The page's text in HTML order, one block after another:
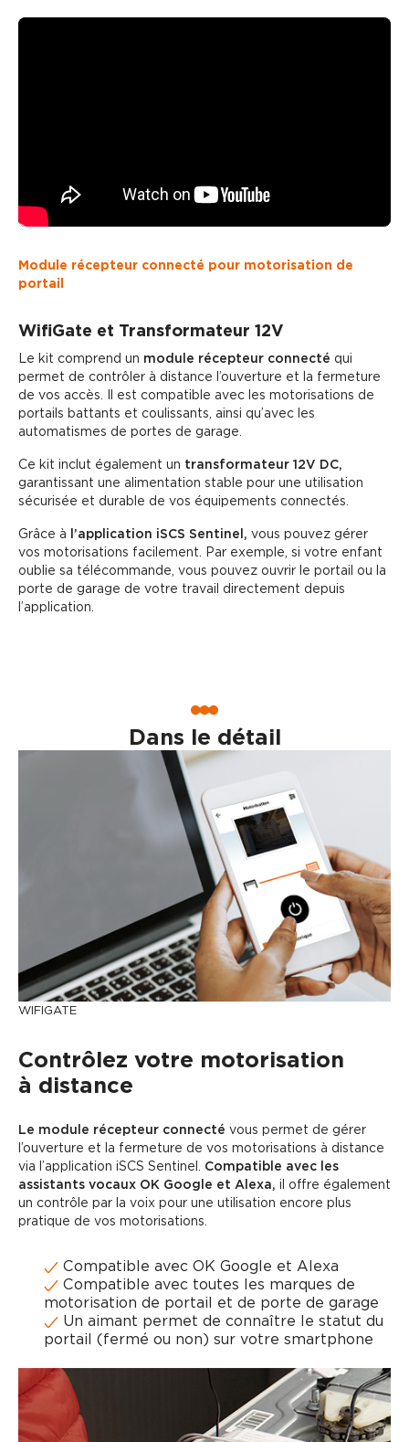
Module récepteur connecté pour motorisation de
portail
WifiGate et Transformateur 12V
Le kit comprend un module récepteur connecté qui
permet de contrôler à distance l’ouverture et la fermeture
de vos accès. Il est compatible avec les motorisations de
portails battants et coulissants, ainsi qu’avec les
automatismes de portes de garage.
Ce kit inclut également un transformateur 12V DC,
garantissant une alimentation stable pour une utilisation
sécurisée et durable de vos équipements connectés.
Grâce à l’application iSCS Sentinel, vous pouvez gérer
vos motorisations facilement. Par exemple, si votre enfant
oublie sa télécommande, vous pouvez ouvrir le portail ou la
porte de garage de votre travail directement depuis
l’application.
Dans le détail
WIFIGATE
Contrôlez votre motorisation
à distance
Le module récepteur connecté vous permet de gérer
l’ouverture et la fermeture de vos motorisations à distance
via l’application iSCS Sentinel. Compatible avec les
assistants vocaux OK Google et Alexa, il offre également
un contrôle par la voix pour une utilisation encore plus
pratique de vos motorisations.
Compatible avec OK Google et Alexa
Compatible avec toutes les marques de
motorisation de portail et de porte de garage
Un aimant permet de connaître le statut du
portail (fermé ou non) sur votre smartphone